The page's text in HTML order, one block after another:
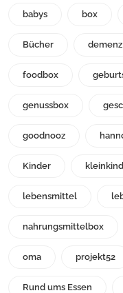
babys box
Bücher demenz
foodbox
genussbox
goodnooz
Kinder kleinkind
lebensmittel
nahrungsmittelbox
oma projekt52
Rund ums Essen